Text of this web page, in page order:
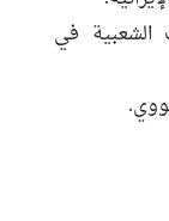
الشعبية في